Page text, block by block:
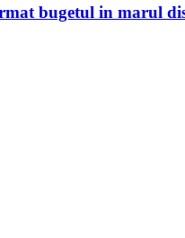
bugetul in marul